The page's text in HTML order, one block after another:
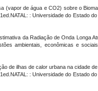
(vapor de água e CO2) sobre o
: Universidade do Estado
da Radiação de Onda Longa
ambientais, econômicas e
de ilhas de calor urbana na cidade
: Universidade do Estado